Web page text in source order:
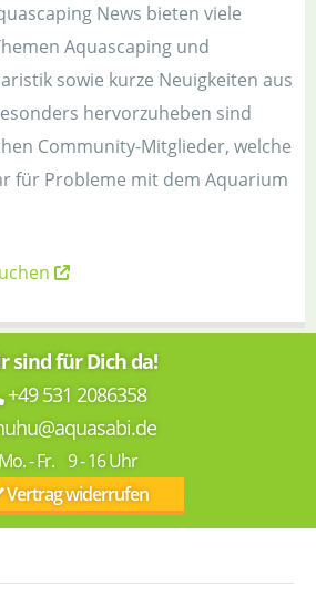
News bieten viele
Aquascaping und
sowie kurze Neuigkeiten aus
hervorzuheben sind
Community-Mitglieder, welche
für Probleme mit dem Aquarium
sind für Dich da!
+49 531 2086358
Mo. - Fr. 9 - 16 Uhr
Vertrag widerrufen